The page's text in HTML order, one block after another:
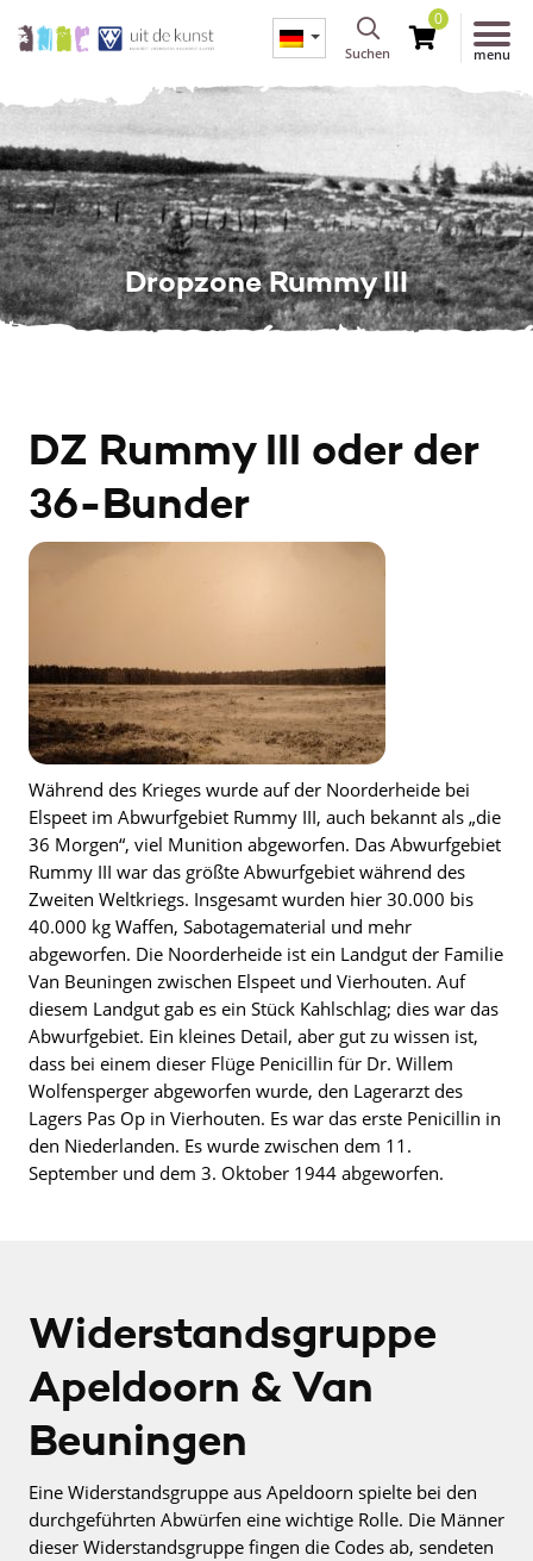
Suchen
0
menu
Dropzone Rummy III
DZ Rummy III oder der
36-Bunder
Während des Krieges wurde auf der Noorderheide bei
Elspeet im Abwurfgebiet Rummy III, auch bekannt als „die
36 Morgen“, viel Munition abgeworfen. Das Abwurfgebiet
Rummy III war das größte Abwurfgebiet während des
Zweiten Weltkriegs. Insgesamt wurden hier 30.000 bis
40.000 kg Waffen, Sabotagematerial und mehr
abgeworfen. Die Noorderheide ist ein Landgut der Familie
Van Beuningen zwischen Elspeet und Vierhouten. Auf
diesem Landgut gab es ein Stück Kahlschlag; dies war das
Abwurfgebiet. Ein kleines Detail, aber gut zu wissen ist,
dass bei einem dieser Flüge Penicillin für Dr. Willem
Wolfensperger abgeworfen wurde, den Lagerarzt des
Lagers Pas Op in Vierhouten. Es war das erste Penicillin in
den Niederlanden. Es wurde zwischen dem 11.
September und dem 3. Oktober 1944 abgeworfen.
Widerstandsgruppe
Apeldoorn & Van
Beuningen
Eine Widerstandsgruppe aus Apeldoorn spielte bei den
durchgeführten Abwürfen eine wichtige Rolle. Die Männer
dieser Widerstandsgruppe fingen die Codes ab, sendeten